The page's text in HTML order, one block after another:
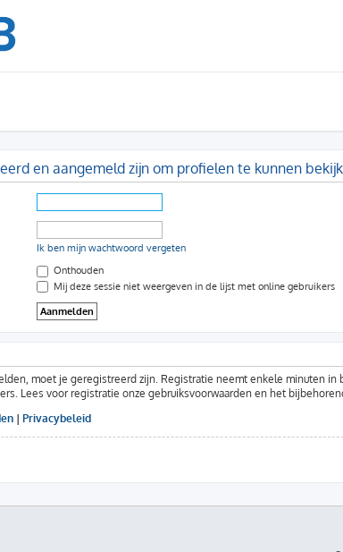
en aangemeld zijn om profielen te kunnen
Ik ben mijn wachtwoord vergeten
Onthouden
Mij deze sessie niet weergeven in de lijst met online gebruikers
moet je geregistreerd zijn. Registratie neemt enkele minuten
Lees voor registratie onze gebruiksvoorwaarden en het
| Privacybeleid